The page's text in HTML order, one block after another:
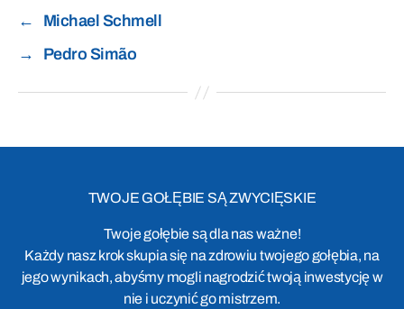
←
Michael Schmell
→
Pedro Simão
TWOJE GOŁĘBIE SĄ ZWYCIĘSKIE
Twoje gołębie są dla nas ważne!
Każdy nasz krok skupia się na zdrowiu twojego gołębia, na
jego wynikach, abyśmy mogli nagrodzić twoją inwestycję w
nie i uczynić go mistrzem.